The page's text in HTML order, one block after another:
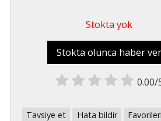
Stokta yok
Stokta olunca haber ver
0.00/
Tavsiye et Hata bildir